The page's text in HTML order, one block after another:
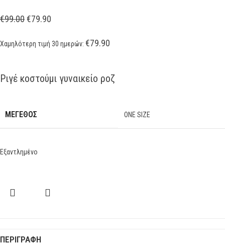
€99.00€79.90
Χαμηλότερη τιμή 30 ημερών: €79.90
Ριγέ κοστούμι γυναικείο ροζ
ΜΕΓΕΘΟΣ ONE SIZE
Εξαντλημένο
ΠΕΡΙΓΡΑΦΉ